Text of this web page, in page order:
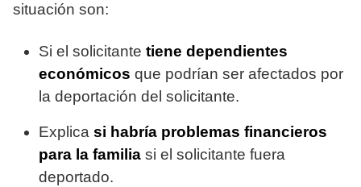
situación son:
Si el solicitante tiene dependientes
económicos que podrían ser afectados por
la deportación del solicitante.
Explica si habría problemas financieros
para la familia si el solicitante fuera
deportado.